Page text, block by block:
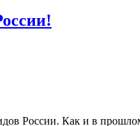
России. Как и в